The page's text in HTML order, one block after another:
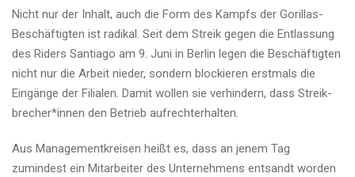
Nicht nur der Inhalt, auch die Form des Kampfs der Gorillas-
Beschäftigten ist radikal. Seit dem Streik gegen die Entlassung
des Riders Santiago am 9. Juni in Berlin legen die Beschäftigten
nicht nur die Arbeit nieder, sondern blockieren erstmals die
Eingänge der Filialen. Damit wollen sie verhindern, dass Streik­
bre­che­r*in­nen den Betrieb aufrechterhalten.
Aus Managementkreisen heißt es, dass an jenem Tag
zumindest ein Mitarbeiter des Unternehmens entsandt worden